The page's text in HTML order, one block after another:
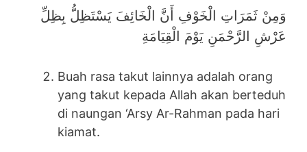
وَمِنْ ثَمَرَاتِ الْخَوْفِ أَنَّ الْخَائِفَ يَسْتَظِلُّ بِظِلِّ
عَرْشِ الرَّحْمَنِ يَوْمَ الْقِيَامَةِ
Buah rasa takut lainnya adalah orang
yang takut kepada Allah akan berteduh
di naungan ‘Arsy Ar-Rahman pada hari
kiamat.